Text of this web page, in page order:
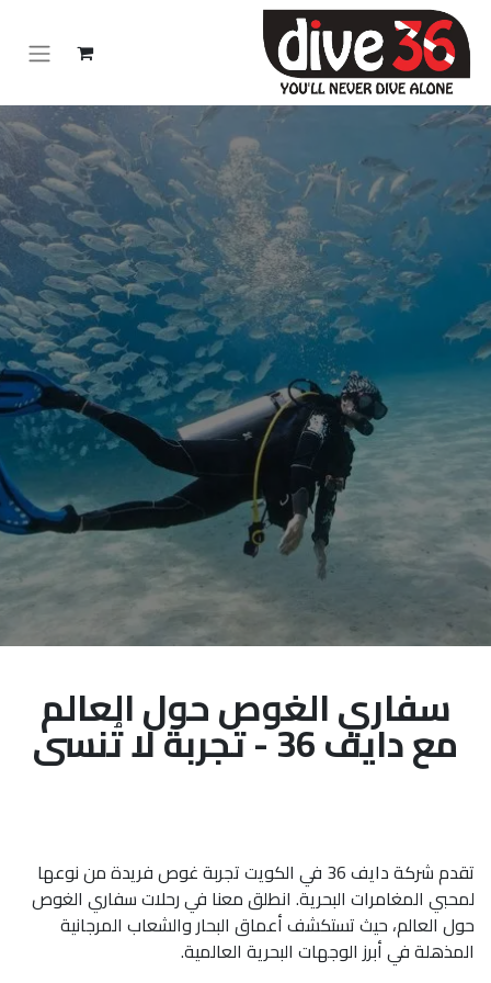
سفاري الغوص حول العالم
مع دايف 36 - تجربة لا تُنسى
تقدم شركة دايف 36 في الكويت تجربة غوص فريدة من نوعها
لمحبي المغامرات البحرية. انطلق معنا في رحلات سفاري الغوص
حول العالم، حيث تستكشف أعماق البحار والشعاب المرجانية
المذهلة في أبرز الوجهات البحرية العالمية.